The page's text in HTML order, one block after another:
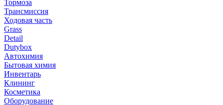
Тормоза
Трансмиссия
Ходовая часть
Grass
Detail
Dutybox
Автохимия
Бытовая химия
Инвентарь
Клининг
Косметика
Оборудование